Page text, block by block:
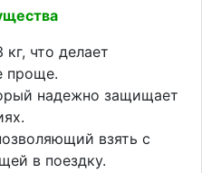
кг, что делает
проще.
надежно защищает
взять с
в поездку.